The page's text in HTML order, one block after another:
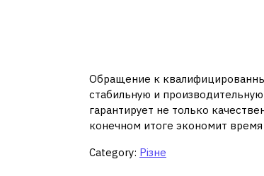
Обращение к
стабильную и
гарантирует не только
конечном итоге экономит
Category: Різне